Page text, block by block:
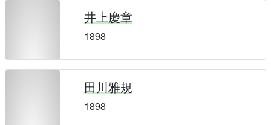
井上慶章
1898
田川雅規
1898